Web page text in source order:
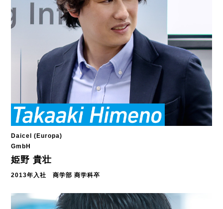
Daicel (Europa)
GmbH
姫野 貴壮
2013年入社 商学部 商学科卒